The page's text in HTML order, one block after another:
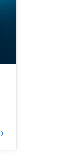
keyboard_arrow_right